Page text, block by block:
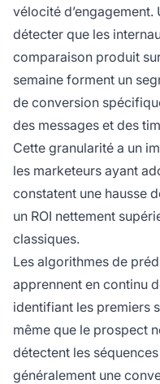
vélocité d’engagement.
détecter que les
comparaison produit
semaine forment un
de conversion
des messages et des
Cette granularité a un
les marketeurs ayant
constatent une hausse
un ROI nettement
classiques.
Les algorithmes de
apprennent en continu
identifiant les premiers
même que le prospect
détectent les
généralement une